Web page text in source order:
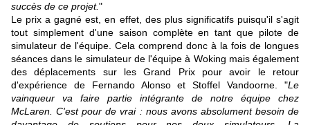
succès de ce projet."
Le prix a gagné est, en effet, des plus significatifs puisqu'il s'agit
tout simplement d'une saison complète en tant que pilote de
simulateur de l'équipe. Cela comprend donc à la fois de longues
séances dans le simulateur de l'équipe à Woking mais également
des déplacements sur les Grand Prix pour avoir le retour
d'expérience de Fernando Alonso et Stoffel Vandoorne. "Le
vainqueur va faire partie intégrante de notre équipe chez
McLaren. C'est pour de vrai : nous avons absolument besoin de